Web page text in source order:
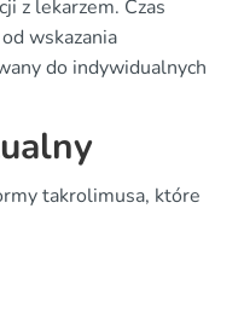
z lekarzem. Czas
wskazania
do indywidualnych
takrolimusa, które